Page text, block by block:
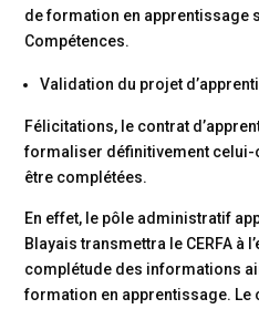
de formation en apprentissage
Compétences.
Validation du projet
Félicitations, le contrat
formaliser définitivement
être complétées.
En effet, le pôle administratif
Blayais transmettra le CERFA à
complétude des informations
formation en apprentissage. Le